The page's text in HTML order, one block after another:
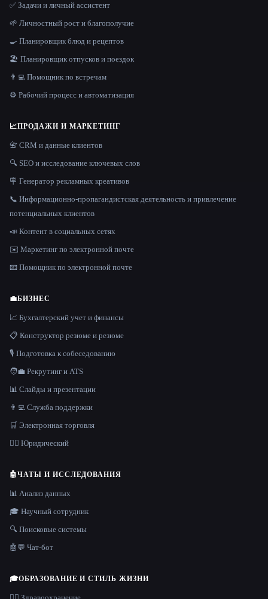
✅ Задачи и личный ассистент
🌱 Личностный рост и благополучие
🍳 Планировщик блюд и рецептов
🏖 Планировщик отпусков и поездок
👨‍💻 Помощник по встречам
⚙️ Рабочий процесс и автоматизация
📈ПРОДАЖИ И МАРКЕТИНГ
📇 CRM и данные клиентов
🔍 SEO и исследование ключевых слов
🪧 Генератор рекламных креативов
📞 Информационно-пропагандистская деятельность и привлечение
потенциальных клиентов
📣 Контент в социальных сетях
✉️ Маркетинг по электронной почте
📧 Помощник по электронной почте
💼БИЗНЕС
📈 Бухгалтерский учет и финансы
📋 Конструктор резюме и резюме
🎙️ Подготовка к собеседованию
🧑‍💼 Рекрутинг и ATS
📊 Слайды и презентации
👨‍💻 Служба поддержки
🛒 Электронная торговля
👩‍⚖️ Юридический
🤖ЧАТЫ И ИССЛЕДОВАНИЯ
📊 Анализ данных
🎓 Научный сотрудник
🔍 Поисковые системы
🤖💬 Чат-бот
🎓ОБРАЗОВАНИЕ И СТИЛЬ ЖИЗНИ